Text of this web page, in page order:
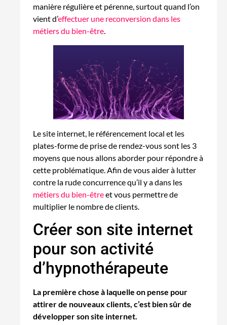
manière régulière et pérenne, surtout quand l’on
vient d’effectuer une reconversion dans les
métiers du bien-être.
Le site internet, le référencement local et les
plates-forme de prise de rendez-vous sont les 3
moyens que nous allons aborder pour répondre à
cette problématique. Afin de vous aider à lutter
contre la rude concurrence qu’il y a dans les
métiers du bien-êtreet vous permettre de
multiplier le nombre de clients.
Créer son site internet
pour son activité
d’hypnothérapeute
La première chose à laquelle on pense pour
attirer de nouveaux clients, c’est bien sûr de
développer son site internet.